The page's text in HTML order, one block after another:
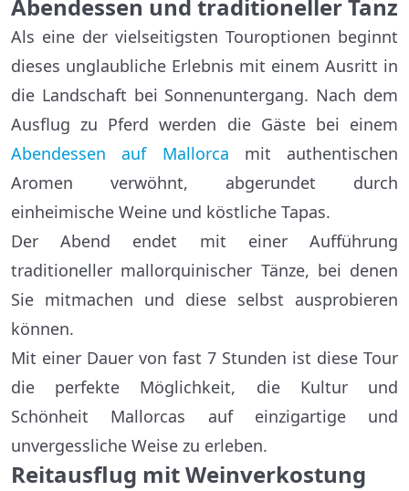
Abendessen und traditioneller Tanz
Als eine der vielseitigsten Touroptionen beginnt
dieses unglaubliche Erlebnis mit einem Ausritt in
die Landschaft bei Sonnenuntergang. Nach dem
Ausflug zu Pferd werden die Gäste bei einem
Abendessen auf Mallorca mit authentischen
Aromen verwöhnt, abgerundet durch
einheimische Weine und köstliche Tapas.
Der Abend endet mit einer Aufführung
traditioneller mallorquinischer Tänze, bei denen
Sie mitmachen und diese selbst ausprobieren
können.
Mit einer Dauer von fast 7 Stunden ist diese Tour
die perfekte Möglichkeit, die Kultur und
Schönheit Mallorcas auf einzigartige und
unvergessliche Weise zu erleben.
Reitausflug mit Weinverkostung